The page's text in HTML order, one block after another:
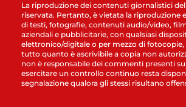
La riproduzione dei contenuti giornalistici
riservata. Pertanto, è vietata la riproduzione
di testi, fotografie, contenuti audio/video,
aziendali e pubblicitarie, con qualsiasi
elettronico/digitale o per mezzo di fotocopie,
tutto quanto è ascrivibile a copia non
non è responsabile dei commenti presenti
esercitare un controllo continuo resta
segnalazione qualora gli stessi risultano